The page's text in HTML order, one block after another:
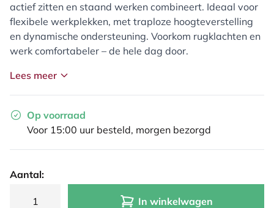
actief zitten en staand werken combineert. Ideaal voor
flexibele werkplekken, met traploze hoogteverstelling
en dynamische ondersteuning. Voorkom rugklachten en
werk comfortabeler – de hele dag door.
Lees meer
Op voorraad
Voor 15:00 uur besteld, morgen bezorgd
Aantal:
In winkelwagen